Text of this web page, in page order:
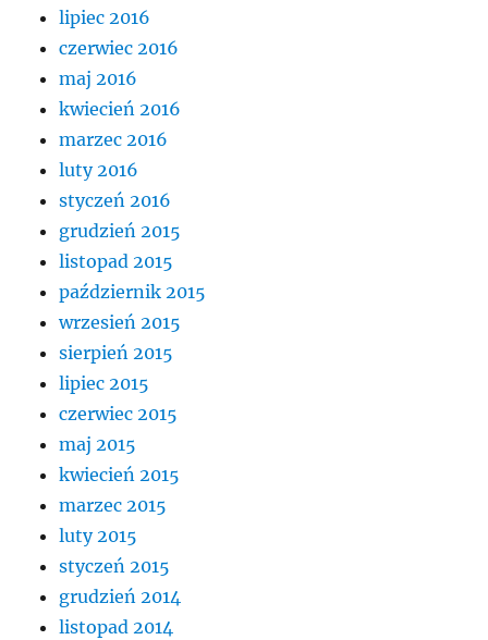
lipiec 2016
czerwiec 2016
maj 2016
kwiecień 2016
marzec 2016
luty 2016
styczeń 2016
grudzień 2015
listopad 2015
październik 2015
wrzesień 2015
sierpień 2015
lipiec 2015
czerwiec 2015
maj 2015
kwiecień 2015
marzec 2015
luty 2015
styczeń 2015
grudzień 2014
listopad 2014